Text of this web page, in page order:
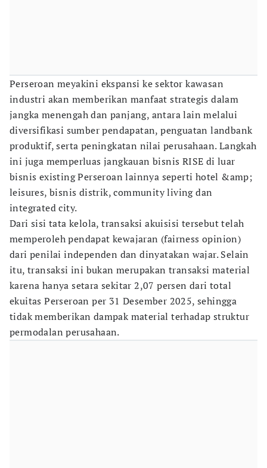
Perseroan meyakini ekspansi ke sektor kawasan
industri akan memberikan manfaat strategis dalam
jangka menengah dan panjang, antara lain melalui
diversifikasi sumber pendapatan, penguatan landbank
produktif, serta peningkatan nilai perusahaan. Langkah
ini juga memperluas jangkauan bisnis RISE di luar
bisnis existing Perseroan lainnya seperti hotel &amp;
leisures, bisnis distrik, community living dan
integrated city.
Dari sisi tata kelola, transaksi akuisisi tersebut telah
memperoleh pendapat kewajaran (fairness opinion)
dari penilai independen dan dinyatakan wajar. Selain
itu, transaksi ini bukan merupakan transaksi material
karena hanya setara sekitar 2,07 persen dari total
ekuitas Perseroan per 31 Desember 2025, sehingga
tidak memberikan dampak material terhadap struktur
permodalan perusahaan.